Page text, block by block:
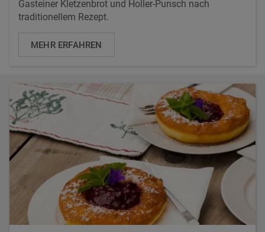
Gasteiner Kletzenbrot und Holler-Punsch nach
traditionellem Rezept.
MEHR ERFAHREN